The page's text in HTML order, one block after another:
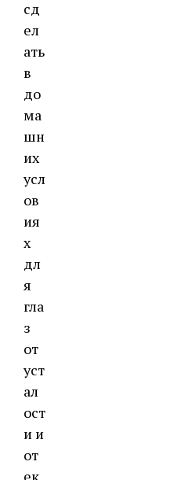
сд
ел
ать
в
до
ма
шн
их
усл
ов
ия
х
дл
я
гла
з
от
уст
ал
ост
и и
от